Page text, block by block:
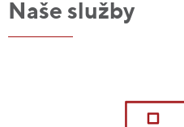
Naše služby